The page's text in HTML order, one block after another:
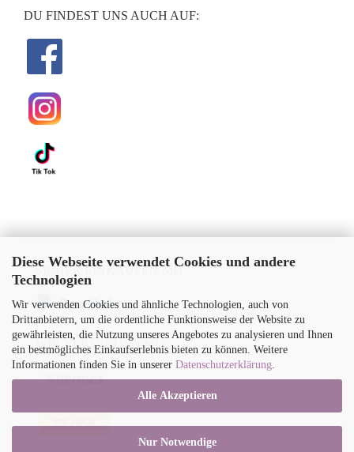
Diese Webseite verwendet Cookies und andere
Technologien
Wir verwenden Cookies und ähnliche Technologien, auch von
Drittanbietern, um die ordentliche Funktionsweise der Website zu
gewährleisten, die Nutzung unseres Angebotes zu analysieren und Ihnen
ein bestmögliches Einkaufserlebnis bieten zu können. Weitere
Informationen finden Sie in unserer Datenschutzerklärung
Alle Akzeptieren
Nur Notwendige
DU FINDEST UNS AUCH AUF:
SICHER EINKAUFEN MIT
WIR VERSENDEN MIT